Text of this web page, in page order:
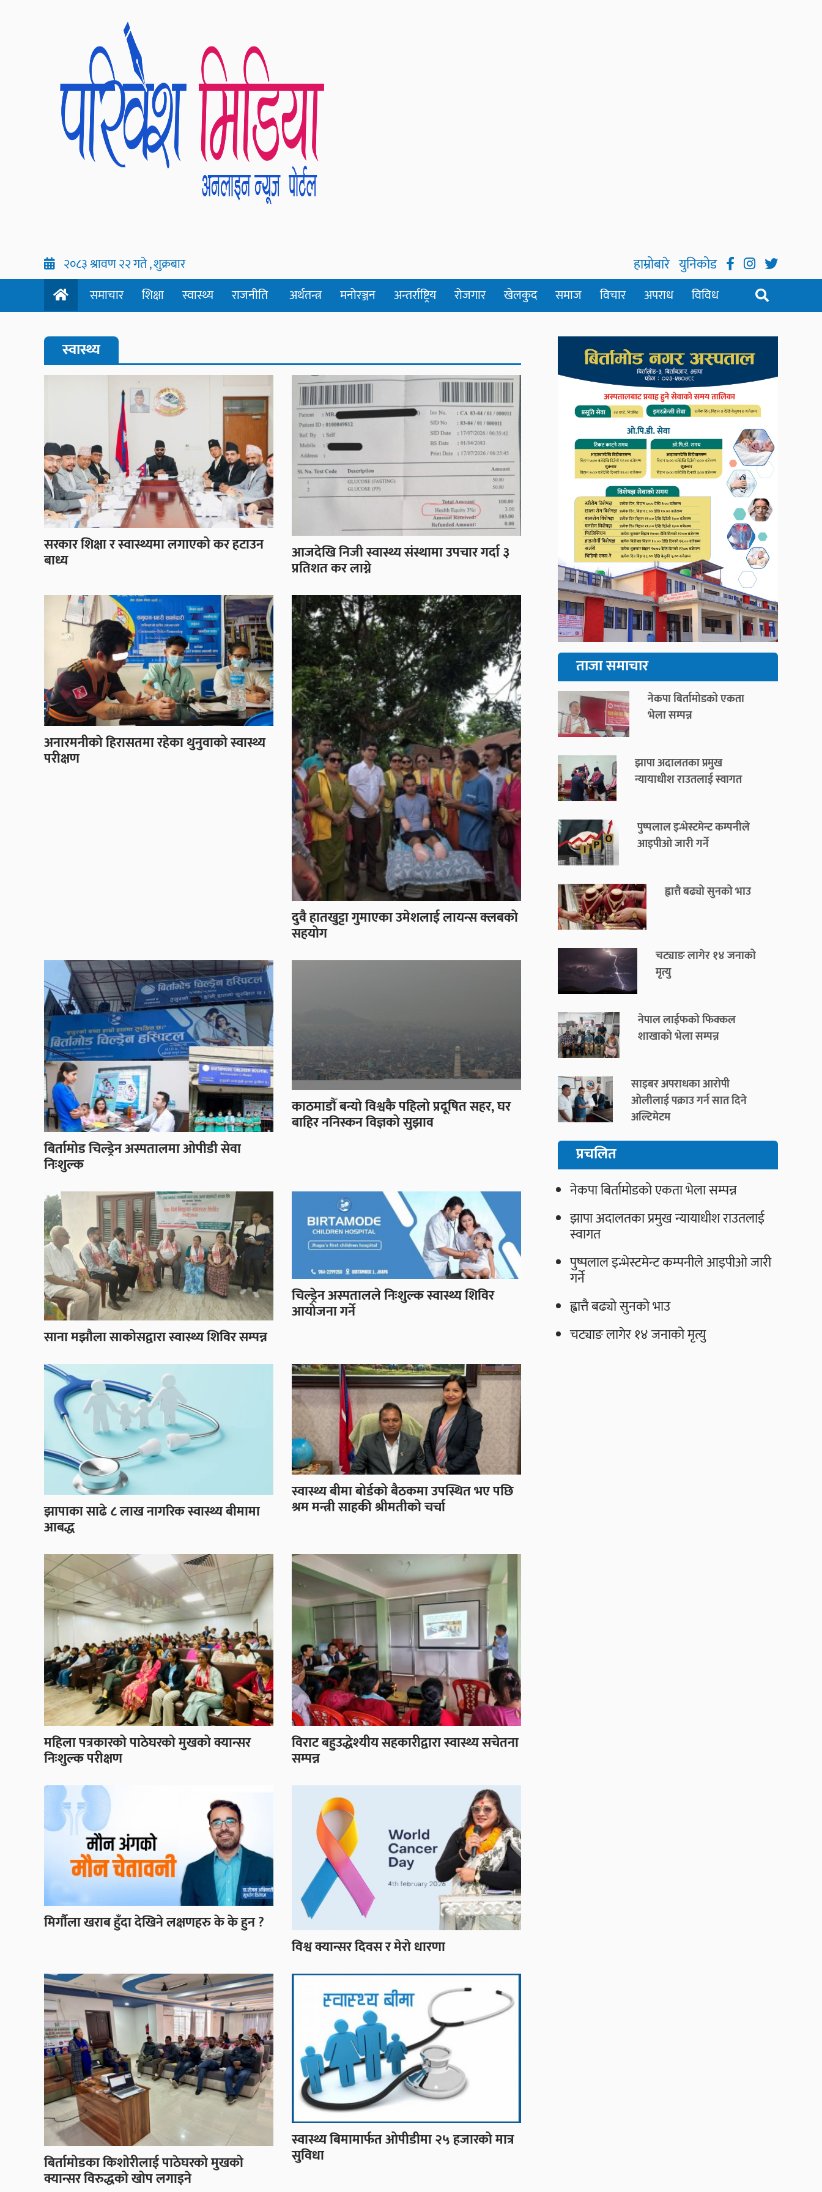
२०८३ श्रावण २२ गते , शुक्रबार हाम्रोबारे युनिकोड
समाचार शिक्षा स्वास्थ्य राजनीति अर्थतन्त्र मनोरञ्जन अन्तर्राष्ट्रिय रोजगार खेलकुद समाज विचार अपराध विविध
स्वास्थ्य
सरकार शिक्षा र स्वास्थ्यमा लगाएको कर हटाउन
बाध्य आजदेखि निजी स्वास्थ्य संस्थामा उपचार गर्दा ३
प्रतिशत कर लाग्ने
अनारमनीकाे हिरासतमा रहेका थुनुवाको स्वास्थ्य
परीक्षण
दुवै हातखुट्टा गुमाएका उमेशलाई लायन्स क्लबको
सहयोग
बिर्तामोड चिल्ड्रेन अस्पतालमा ओपीडी सेवा
निःशुल्क
काठमाडौँ बन्यो विश्वकै पहिलो प्रदूषित सहर, घर
बाहिर ननिस्कन विज्ञको सुझाव
साना मझौला साकोसद्वारा स्वास्थ्य शिविर सम्पन्न
चिल्ड्रेन अस्पतालले निःशुल्क स्वास्थ्य शिविर
आयोजना गर्ने
झापाका साढे ८ लाख नागरिक स्वास्थ्य बीमामा
आबद्ध
स्वास्थ्य बीमा बोर्डको बैठकमा उपस्थित भए पछि
श्रम मन्त्री साहकी श्रीमतीको चर्चा
महिला पत्रकारको पाठेघरको मुखको क्यान्सर
निःशुल्क परीक्षण
विराट बहुउद्धेश्यीय सहकारीद्वारा स्वास्थ्य सचेतना
सम्पन्न
मिर्गौला खराब हुँदा देखिने लक्षणहरु के के हुन ?
विश्व क्यान्सर दिवस र मेरो धारणा
बिर्तामोडका किशोरीलाई पाठेघरको मुखको
क्यान्सर विरुद्धको खोप लगाइने
स्वास्थ्य बिमामार्फत ओपीडीमा २५ हजारको मात्र
सुविधा
ताजा समाचार
नेकपा बिर्तामोडको एकता
भेला सम्पन्न
झापा अदालतका प्रमुख
न्यायाधीश राउतलाई स्वागत
पुष्पलाल इन्भेस्टमेन्ट कम्पनीले
आइपीओ जारी गर्ने
ह्वात्तै बढ्यो सुनको भाउ
चट्याङ लागेर १४ जनाको
मृत्यु
नेपाल लाईफको फिक्कल
शाखाको भेला सम्पन्न
साइबर अपराधका आरोपी
ओलीलाई पक्राउ गर्न सात दिने
अल्टिमेटम
प्रचलित
नेकपा बिर्तामोडको एकता भेला सम्पन्न
झापा अदालतका प्रमुख न्यायाधीश राउतलाई
स्वागत
पुष्पलाल इन्भेस्टमेन्ट कम्पनीले आइपीओ जारी
गर्ने
ह्वात्तै बढ्यो सुनको भाउ
चट्याङ लागेर १४ जनाको मृत्यु